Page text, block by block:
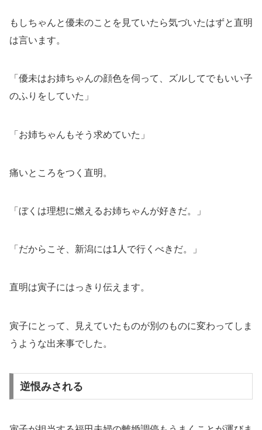
もしちゃんと優未のことを見ていたら気づいたはずと直明
は言います。
「優未はお姉ちゃんの顔色を伺って、ズルしてでもいい子
のふりをしていた」
「お姉ちゃんもそう求めていた」
痛いところをつく直明。
「ぼくは理想に燃えるお姉ちゃんが好きだ。」
「だからこそ、新潟には1人で行くべきだ。」
直明は寅子にはっきり伝えます。
寅子にとって、見えていたものが別のものに変わってしま
うような出来事でした。
逆恨みされる